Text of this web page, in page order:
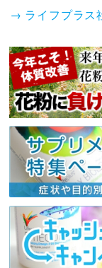
→ ライフプラス